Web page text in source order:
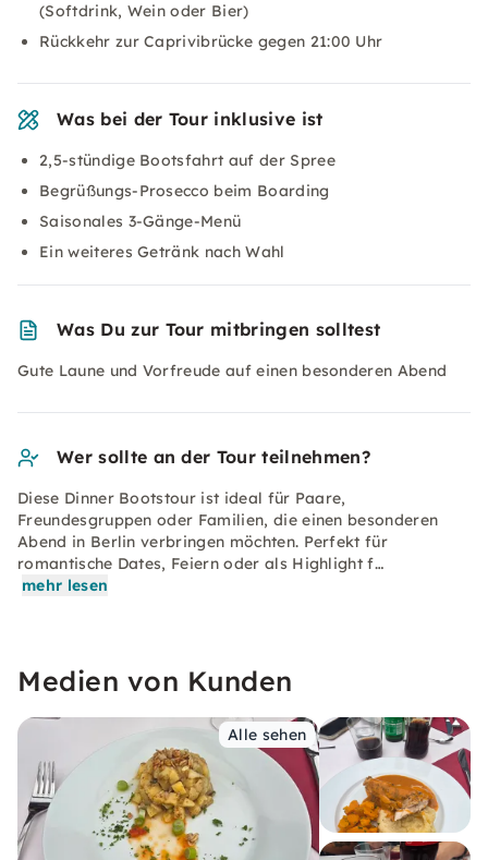
(Softdrink, Wein oder Bier)
Rückkehr zur Caprivibrücke gegen 21:00 Uhr
Was bei der Tour inklusive ist
2,5-stündige Bootsfahrt auf der Spree
Begrüßungs-Prosecco beim Boarding
Saisonales 3-Gänge-Menü
Ein weiteres Getränk nach Wahl
Was Du zur Tour mitbringen solltest
Gute Laune und Vorfreude auf einen besonderen Abend
Wer sollte an der Tour teilnehmen?
Diese Dinner Bootstour ist ideal für Paare,
Freundesgruppen oder Familien, die einen besonderen
Abend in Berlin verbringen möchten. Perfekt für
romantische Dates, Feiern oder als Highlight f…
mehr lesen
Medien von Kunden
Alle sehen